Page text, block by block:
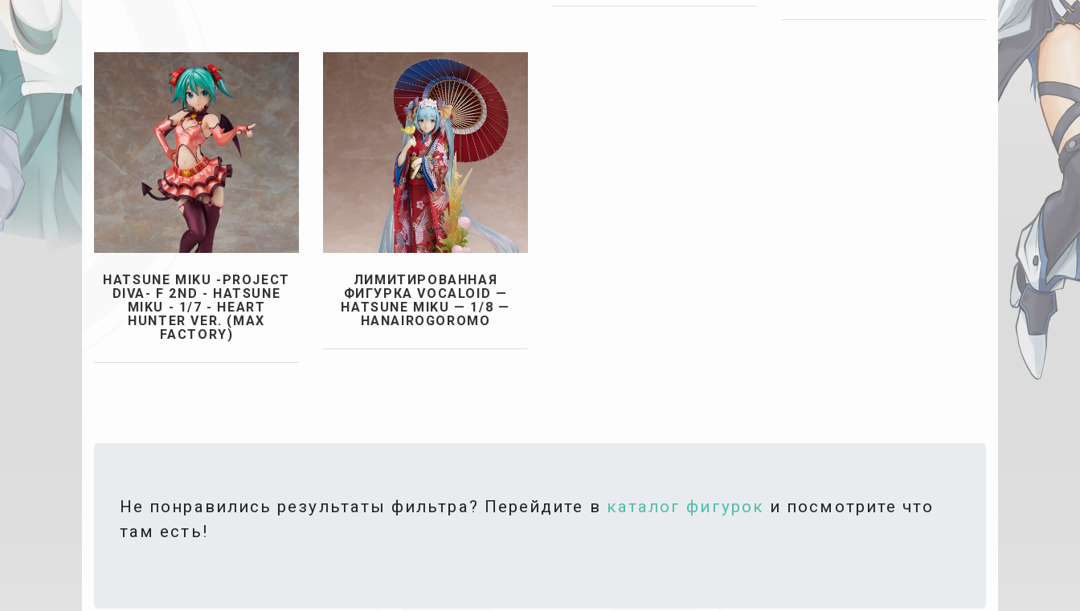
HATSUNE MIKU -PROJECT
DIVA- F 2ND - HATSUNE
MIKU - 1/7 - HEART
HUNTER VER. (MAX
FACTORY)
ЛИМИТИРОВАННАЯ
ФИГУРКА VOCALOID —
HATSUNE MIKU — 1/8 —
HANAIROGOROMO
Не понравились результаты фильтра? Перейдите в каталог фигурок и посмотрите что
там есть!